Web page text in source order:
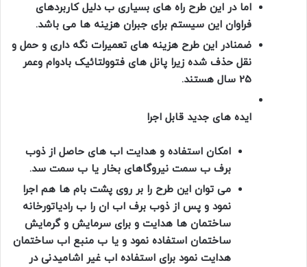
اما در این طرح راه های بسیاری ب دلیل کاربردهای
فراوان این سیستم برای جبران هزینه ها می باشد.
ضمنادر این طرح هزینه های تعمیرات نگه داری و حمل و
نقل حذف شده زیرا پانل های فتوولتائیک بادوام وعمر
25 سال هستند.
ایده های جدید قابل اجرا
امکان استفاده و هدایت اب های حاصل از ذوب
برف ب سمت نیروگاهای بخار یا ب سمت سد.
می توان این طرح را بر روی پشت بام ها هم اجرا
نمود و پس از ذوب برف اب ان را ب رادیاتورخانه
ساختمان ها هدایت و برای سرمایش و گرمایش
ساختمان استفاده نمود و یا ب منبع اب ساختمان
هدایت نمود برای استفاده اب غیر اشامیدنی در